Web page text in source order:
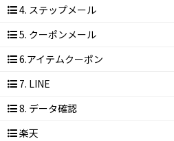
4. ステップメール
5. クーポンメール
6.アイテムクーポン
7. LINE
8. データ確認
楽天